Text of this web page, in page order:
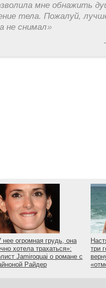
мне обнажить
тела. Пожалуй,
не снимал»
нее огромная грудь, она
хотела трахаться»:
Jamiroquai о романе с
Райдер
три